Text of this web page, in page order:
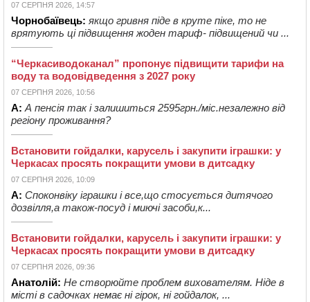
07 СЕРПНЯ 2026, 14:57
Чорнобаївець: якщо гривня піде в круте піке, то не
врятують ці підвищення жоден тариф- підвищений чи ...
“Черкасиводоканал” пропонує підвищити тарифи на
воду та водовідведення з 2027 року
07 СЕРПНЯ 2026, 10:56
А: А пенсія так і залишиться 2595грн./міс.незалежно від
регіону проживання?
Встановити гойдалки, карусель і закупити іграшки: у
Черкасах просять покращити умови в дитсадку
07 СЕРПНЯ 2026, 10:09
А: Споконвіку іграшки і все,що стосується дитячого
дозвілля,а також-посуд і миючі засоби,к...
Встановити гойдалки, карусель і закупити іграшки: у
Черкасах просять покращити умови в дитсадку
07 СЕРПНЯ 2026, 09:36
Анатолій: Не створюйте проблем вихователям. Ніде в
місті в садочках немає ні гірок, ні гойдалок, ...